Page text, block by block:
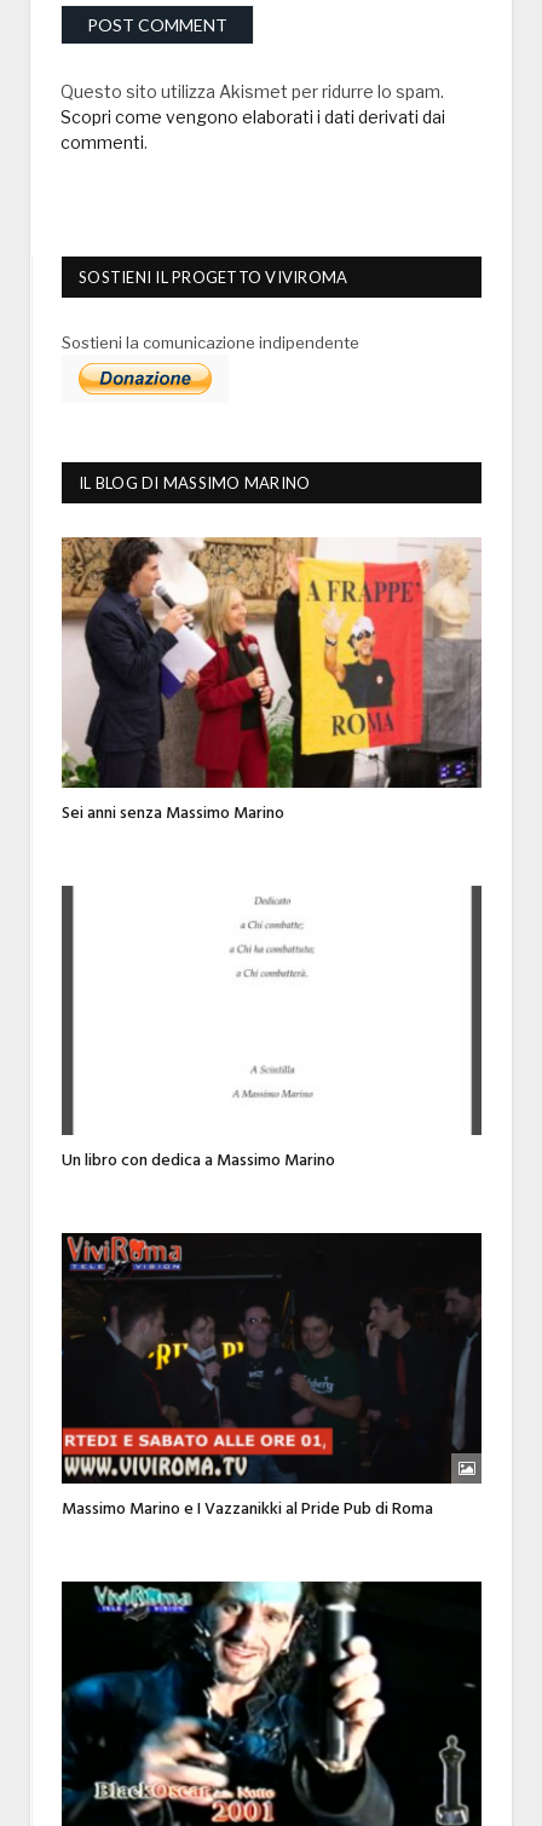
Questo sito utilizza Akismet per ridurre lo spam.
Scopri come vengono elaborati i dati derivati dai
commenti.
SOSTIENI IL PROGETTO VIVIROMA
Sostieni la comunicazione indipendente
IL BLOG DI MASSIMO MARINO
Sei anni senza Massimo Marino
Un libro con dedica a Massimo Marino
Massimo Marino e I Vazzanikki al Pride Pub di Roma